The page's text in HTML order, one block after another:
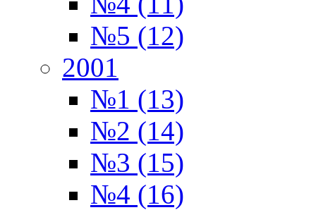
№5 (12)
2001
№1 (13)
№2 (14)
№3 (15)
№4 (16)